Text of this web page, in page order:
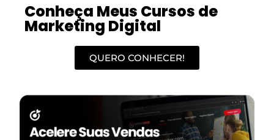
Conheça Meus Cursos de
Marketing Digital
QUERO CONHECER!